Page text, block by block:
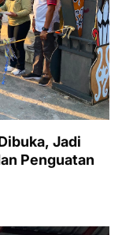
Jadi
Penguatan